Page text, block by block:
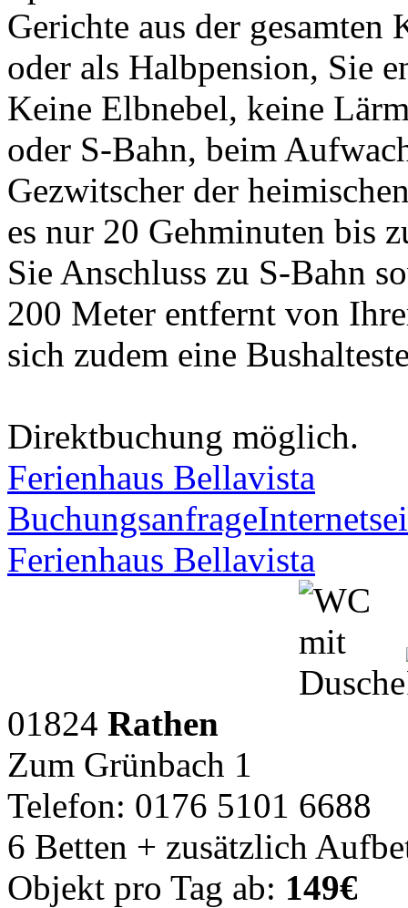
Gerichte aus der gesamten
oder als Halbpension, Sie
Keine Elbnebel, keine
oder S-Bahn, beim
Gezwitscher der
es nur 20 Gehminuten bis
Sie Anschluss zu S-Bahn
200 Meter entfernt von
sich zudem eine
Direktbuchung möglich.
Ferienhaus Bellavista
Buchungsanfrage
Ferienhaus Bellavista
01824 Rathen
Zum Grünbach 1
Telefon: 0176 5101 6688
6 Betten + zusätzlich
Objekt pro Tag ab: 149€